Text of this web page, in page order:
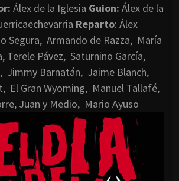
Álex de la Iglesia Guion: Álex de la
Reparto: Álex
Segura, Armando de Razza, María
Terele Pávez, Saturnino García,
Jimmy Barnatán, Jaime Blanch,
El Gran Wyoming, Manuel Tallafé,
Juan y Medio, Mario Ayuso